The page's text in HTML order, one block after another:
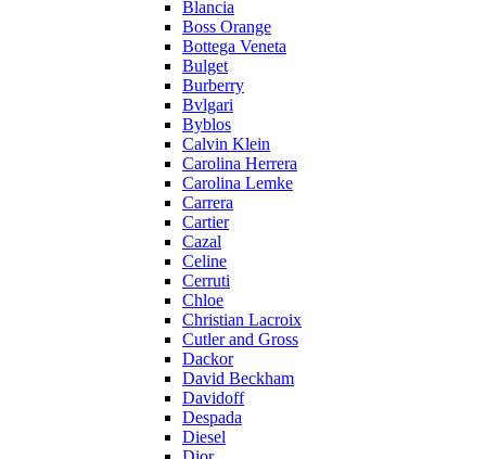
Blancia
Boss Orange
Bottega Veneta
Bulget
Burberry
Bvlgari
Byblos
Calvin Klein
Carolina Herrera
Carolina Lemke
Carrera
Cartier
Cazal
Celine
Cerruti
Chloe
Christian Lacroix
Cutler and Gross
Dackor
David Beckham
Davidoff
Despada
Diesel